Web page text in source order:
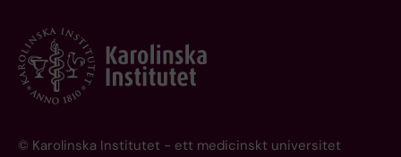
© Karolinska Institutet - ett medicinskt universitet